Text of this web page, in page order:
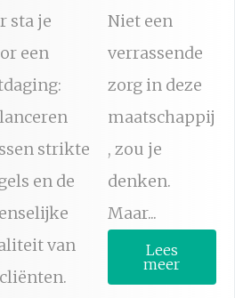
sta je
een
strikte
en de
van
Niet een
verrassende
zorg in deze
maatschappij
, zou je
denken.
Maar...
Lees
meer